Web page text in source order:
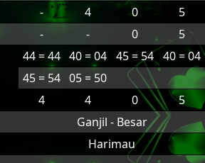
- 4 0
5
- - 0 5
44 = 44 40 = 04 45 = 54
40 = 04
45 = 54 05 = 50
4 4 0
5
Ganjil - Besar
Harimau